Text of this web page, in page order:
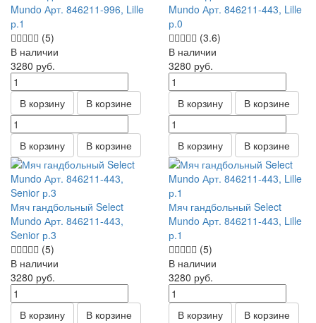
Mundo Арт. 846211-996, Lille
р.1
(5)
В наличии
3280 руб.
В корзину В корзине
В корзину В корзине
Mundo Арт. 846211-443, Lille
р.0
(3.6)
В наличии
3280 руб.
В корзину В корзине
В корзину В корзине
Мяч гандбольный Select
Mundo Арт. 846211-443,
Senior р.3
(5)
В наличии
3280 руб.
В корзину В корзине
Мяч гандбольный Select
Mundo Арт. 846211-443, Lille
р.1
(5)
В наличии
3280 руб.
В корзину В корзине